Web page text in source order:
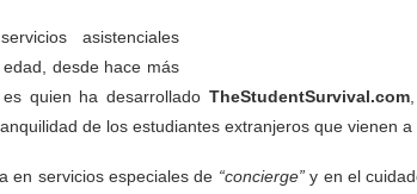
asistenciales
desde hace más
quien ha desarrolladoTheStudentSurvival.com
de los estudiantes extranjeros que vienen a
en servicios especiales de “concierge”y en el